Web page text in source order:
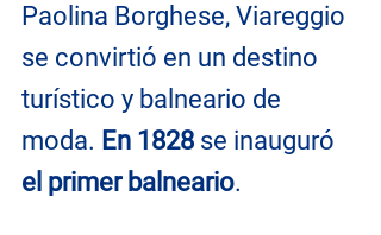
Paolina Borghese, Viareggio
se convirtió en un destino
turístico y balneario de
moda. En 1828 se inauguró
el primer balneario.